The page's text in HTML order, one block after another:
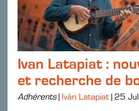
Ivan Latapiat :
et recherche de
Adhérents Iván Latapiat 25